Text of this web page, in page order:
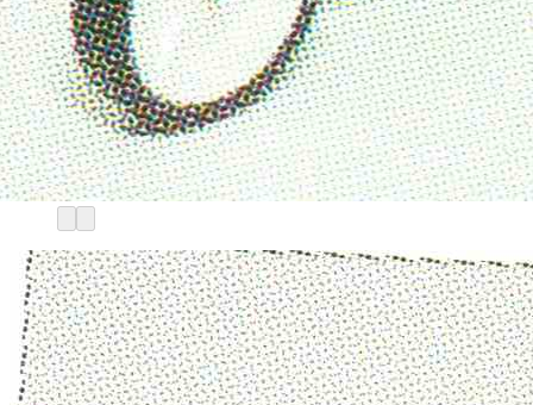
Start/Gartenbewässerung /Schlauchwagen
Schlauchwagen mit
Gerätehalterung für ca. 130